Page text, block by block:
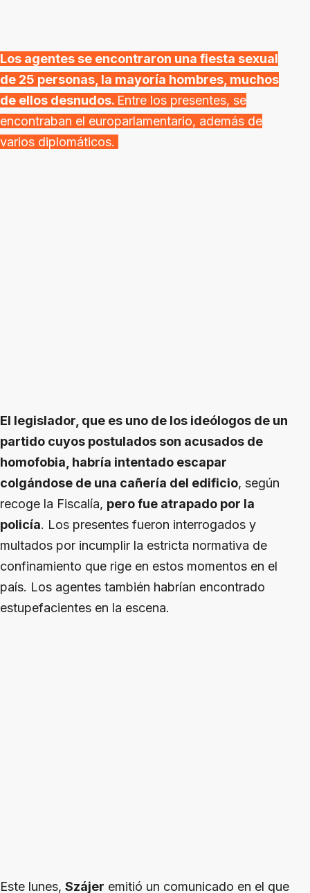
Los agentes se encontraron una fiesta sexual
de 25 personas, la mayoría hombres, muchos
de ellos desnudos. Entre los presentes, se
encontraban el europarlamentario, además de
varios diplomáticos.
El legislador, que es uno de los ideólogos de un
partido cuyos postulados son acusados de
homofobia, habría intentado escapar
colgándose de una cañería del edificio, según
recoge la Fiscalía, pero fue atrapado por la
policía. Los presentes fueron interrogados y
multados por incumplir la estricta normativa de
confinamiento que rige en estos momentos en el
país. Los agentes también habrían encontrado
estupefacientes en la escena.
Este lunes, Szájer emitió un comunicado en el que